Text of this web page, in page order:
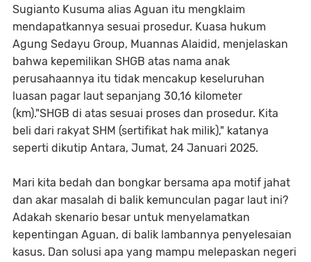
Sugianto Kusuma alias Aguan itu mengklaim
mendapatkannya sesuai prosedur. Kuasa hukum
Agung Sedayu Group, Muannas Alaidid, menjelaskan
bahwa kepemilikan SHGB atas nama anak
perusahaannya itu tidak mencakup keseluruhan
luasan pagar laut sepanjang 30,16 kilometer
(km)."SHGB di atas sesuai proses dan prosedur. Kita
beli dari rakyat SHM (sertifikat hak milik)," katanya
seperti dikutip Antara, Jumat, 24 Januari 2025.
Mari kita bedah dan bongkar bersama apa motif jahat
dan akar masalah di balik kemunculan pagar laut ini?
Adakah skenario besar untuk menyelamatkan
kepentingan Aguan, di balik lambannya penyelesaian
kasus. Dan solusi apa yang mampu melepaskan negeri